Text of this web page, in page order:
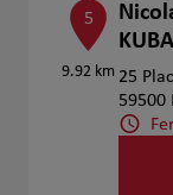
5
9.92 km 25
59500